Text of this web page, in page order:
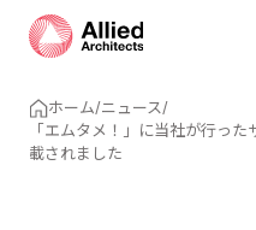
ホーム/ニュース/
「エムタメ！」に当社が行っ
載されました